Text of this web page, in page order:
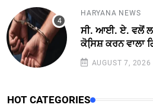
HARYANA NEWS
ਸੀ. ਆਈ. ਏ. ਵਲੋਂ
ਕੋਸਿ਼ਸ਼ ਕਰਨ ਵਾਲਾ
AUGUST 7, 2026
HOT CATEGORIES